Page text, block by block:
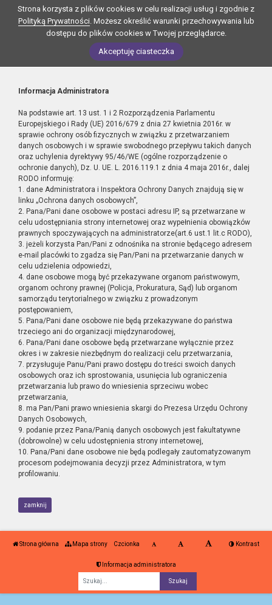
Strona korzysta z plików cookies w celu realizacji usług i zgodnie z
Polityką Prywatności. Możesz określić warunki przechowywania lub
dostępu do plików cookies w Twojej przeglądarce.
Akceptuję ciasteczka
Informacja Administratora
Na podstawie art. 13 ust. 1 i 2 Rozporządzenia Parlamentu
Europejskiego i Rady (UE) 2016/679 z dnia 27 kwietnia 2016r. w
sprawie ochrony osób fizycznych w związku z przetwarzaniem
danych osobowych i w sprawie swobodnego przepływu takich danych
oraz uchylenia dyrektywy 95/46/WE (ogólne rozporządzenie o
ochronie danych), Dz. U. UE. L. 2016.119.1 z dnia 4 maja 2016r., dalej
RODO informuję:
1. dane Administratora i Inspektora Ochrony Danych znajdują się w
linku „Ochrona danych osobowych”,
2. Pana/Pani dane osobowe w postaci adresu IP, są przetwarzane w
celu udostępniania strony internetowej oraz wypełnienia obowiązków
prawnych spoczywających na administratorze(art.6 ust.1 lit.c RODO),
3. jeżeli korzysta Pan/Pani z odnośnika na stronie będącego adresem
e-mail placówki to zgadza się Pan/Pani na przetwarzanie danych w
celu udzielenia odpowiedzi,
4. dane osobowe mogą być przekazywane organom państwowym,
organom ochrony prawnej (Policja, Prokuratura, Sąd) lub organom
samorządu terytorialnego w związku z prowadzonym
postępowaniem,
5. Pana/Pani dane osobowe nie będą przekazywane do państwa
trzeciego ani do organizacji międzynarodowej,
6. Pana/Pani dane osobowe będą przetwarzane wyłącznie przez
okres i w zakresie niezbędnym do realizacji celu przetwarzania,
7. przysługuje Panu/Pani prawo dostępu do treści swoich danych
osobowych oraz ich sprostowania, usunięcia lub ograniczenia
przetwarzania lub prawo do wniesienia sprzeciwu wobec
przetwarzania,
8. ma Pan/Pani prawo wniesienia skargi do Prezesa Urzędu Ochrony
Danych Osobowych,
9. podanie przez Pana/Panią danych osobowych jest fakultatywne
(dobrowolne) w celu udostępnienia strony internetowej,
10. Pana/Pani dane osobowe nie będą podlegały zautomatyzowanym
procesom podejmowania decyzji przez Administratora, w tym
profilowaniu.
zamknij
Strona główna Mapa strony Czcionka Kontrast
Informacja administratora